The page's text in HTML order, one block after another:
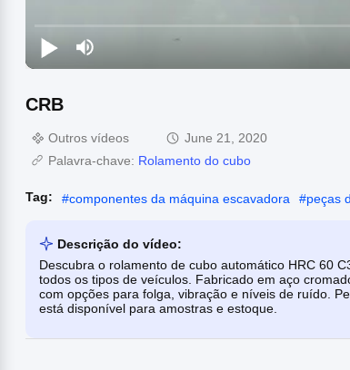
CRB
Outros vídeos
June 21, 2020
Palavra-chave: Rolamento do cubo
Tag: #componentes da máquina escavadora #peças
Descrição do vídeo:
Descubra o rolamento de cubo automático HRC 60
todos os tipos de veículos. Fabricado em aço
com opções para folga, vibração e níveis de ruído.
está disponível para amostras e estoque.